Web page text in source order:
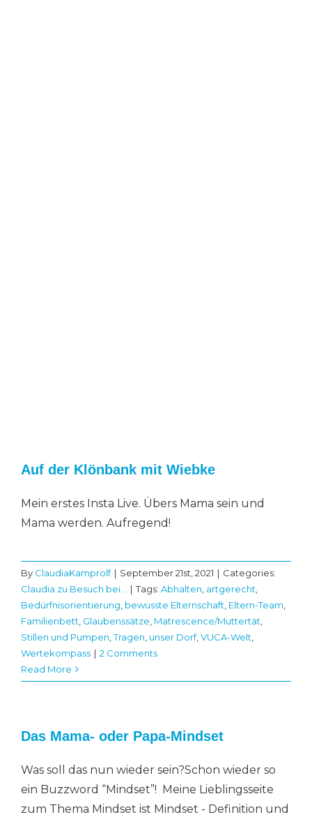
Auf der Klönbank mit Wiebke
Mein erstes Insta Live. Übers Mama sein und
Mama werden. Aufregend!
By ClaudiaKamprolf | September 21st, 2021 | Categories:
Claudia zu Besuch bei… | Tags: Abhalten, artgerecht,
Bedürfnisorientierung, bewusste Elternschaft, Eltern-Team,
Familienbett, Glaubenssätze, Matrescence/Muttertät,
Stillen und Pumpen,Tragen, unser Dorf,VUCA-Welt,
Wertekompass | 2 Comments
Read More
Das Mama- oder Papa-Mindset
Was soll das nun wieder sein?Schon wieder so
ein Buzzword “Mindset”! Meine Lieblingsseite
zum Thema Mindset ist Mindset - Definition und